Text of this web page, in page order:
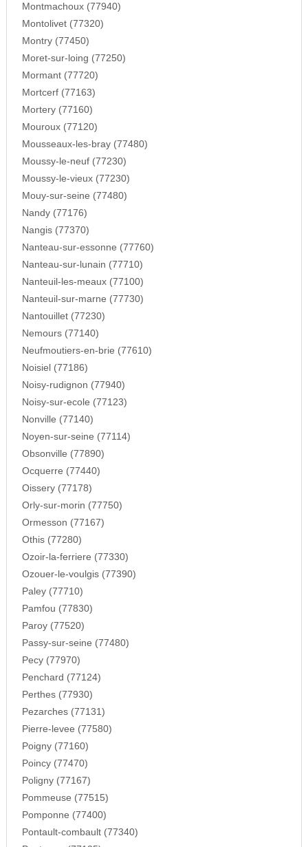
Montmachoux (77940)
Montolivet (77320)
Montry (77450)
Moret-sur-loing (77250)
Mormant (77720)
Mortcerf (77163)
Mortery (77160)
Mouroux (77120)
Mousseaux-les-bray (77480)
Moussy-le-neuf (77230)
Moussy-le-vieux (77230)
Mouy-sur-seine (77480)
Nandy (77176)
Nangis (77370)
Nanteau-sur-essonne (77760)
Nanteau-sur-lunain (77710)
Nanteuil-les-meaux (77100)
Nanteuil-sur-marne (77730)
Nantouillet (77230)
Nemours (77140)
Neufmoutiers-en-brie (77610)
Noisiel (77186)
Noisy-rudignon (77940)
Noisy-sur-ecole (77123)
Nonville (77140)
Noyen-sur-seine (77114)
Obsonville (77890)
Ocquerre (77440)
Oissery (77178)
Orly-sur-morin (77750)
Ormesson (77167)
Othis (77280)
Ozoir-la-ferriere (77330)
Ozouer-le-voulgis (77390)
Paley (77710)
Pamfou (77830)
Paroy (77520)
Passy-sur-seine (77480)
Pecy (77970)
Penchard (77124)
Perthes (77930)
Pezarches (77131)
Pierre-levee (77580)
Poigny (77160)
Poincy (77470)
Poligny (77167)
Pommeuse (77515)
Pomponne (77400)
Pontault-combault (77340)